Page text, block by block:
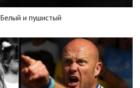
Белый и пушистый